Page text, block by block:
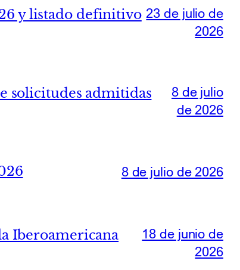
y listado definitivo 23 de julio de
2026
solicitudes admitidas
8 de julio
de 2026
8 de julio de 2026
Iberoamericana
18 de junio de
2026